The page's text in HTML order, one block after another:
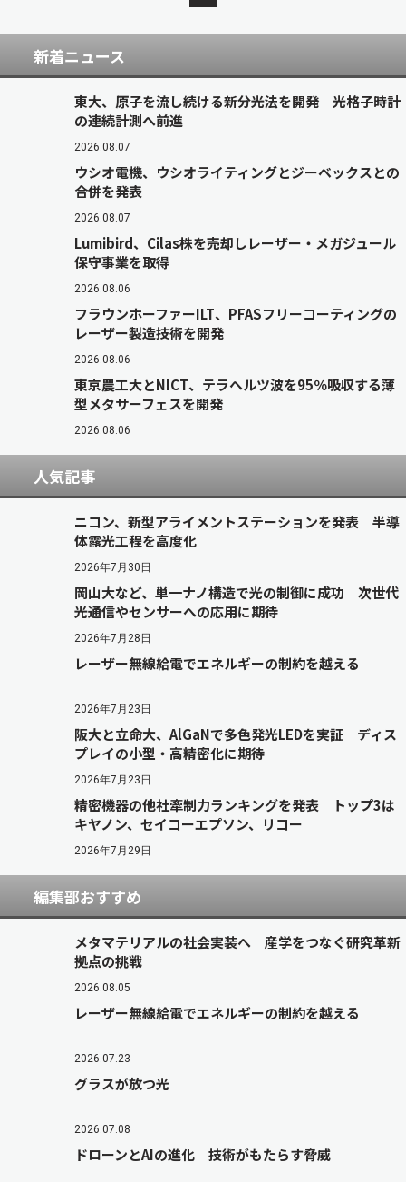
新着ニュース
東大、原子を流し続ける新分光法を開発 光格子時計
の連続計測へ前進
2026.08.07
ウシオ電機、ウシオライティングとジーベックスとの
合併を発表
2026.08.07
Lumibird、Cilas株を売却しレーザー・メガジュール
保守事業を取得
2026.08.06
フラウンホーファーILT、PFASフリーコーティングの
レーザー製造技術を開発
2026.08.06
東京農工大とNICT、テラヘルツ波を95％吸収する薄
型メタサーフェスを開発
2026.08.06
人気記事
ニコン、新型アライメントステーションを発表 半導
体露光工程を高度化
2026年7月30日
岡山大など、単一ナノ構造で光の制御に成功 次世代
光通信やセンサーへの応用に期待
2026年7月28日
レーザー無線給電でエネルギーの制約を越える
2026年7月23日
阪大と立命大、AlGaNで多色発光LEDを実証 ディス
プレイの小型・高精密化に期待
2026年7月23日
精密機器の他社牽制力ランキングを発表 トップ3は
キヤノン、セイコーエプソン、リコー
2026年7月29日
編集部おすすめ
メタマテリアルの社会実装へ 産学をつなぐ研究革新
拠点の挑戦
2026.08.05
レーザー無線給電でエネルギーの制約を越える
2026.07.23
グラスが放つ光
2026.07.08
ドローンとAIの進化 技術がもたらす脅威